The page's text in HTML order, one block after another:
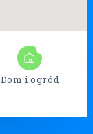
Dom i ogród